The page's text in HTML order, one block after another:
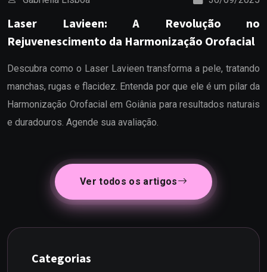
Laser Lavieen: A Revolução no
Rejuvenescimento da Harmonização Orofacial
Descubra como o Laser Lavieen transforma a pele, tratando
manchas, rugas e flacidez. Entenda por que ele é um pilar da
Harmonização Orofacial em Goiânia para resultados naturais
e duradouros. Agende sua avaliação.
Ver todos os artigos
Categorias